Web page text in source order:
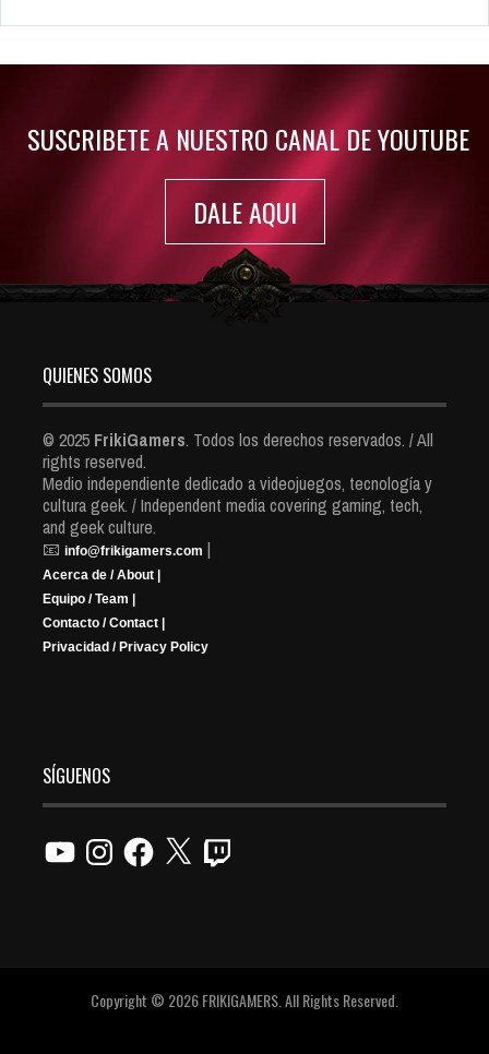
Rumor: Se filtran los primeros detalles de Resident Evil 9
SUSCRIBETE A NUESTRO CANAL DE YOUTUBE
DALE AQUI
QUIENES SOMOS
© 2025 FrikiGamers. Todos los derechos reservados. / All
rights reserved.
Medio independiente dedicado a videojuegos, tecnología y
cultura geek. / Independent media covering gaming, tech,
and geek culture.
📧 info@frikigamers.com |
Acerca de / About |
Equipo / Team |
Contacto / Contact |
Privacidad / Privacy Policy
SÍGUENOS
YouTubeInstagramFacebook
X Twitch
Copyright © 2026 FRIKIGAMERS. All Rights Reserved.